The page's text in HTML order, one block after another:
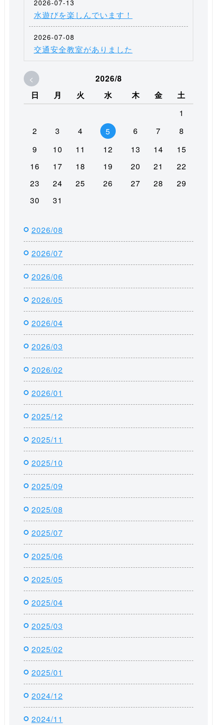
2026-07-13
水遊びを楽しんでいます！
2026-07-08
交通安全教室がありました
<
2026/8
日
月 火 水 木 金
土
1
2
3 4 5 6 7
8
9
10 11 12 13 14
15
16
17 18 19 20 21
22
23
24 25 26 27 28
29
30
31
2026/08
2026/07
2026/06
2026/05
2026/04
2026/03
2026/02
2026/01
2025/12
2025/11
2025/10
2025/09
2025/08
2025/07
2025/06
2025/05
2025/04
2025/03
2025/02
2025/01
2024/12
2024/11